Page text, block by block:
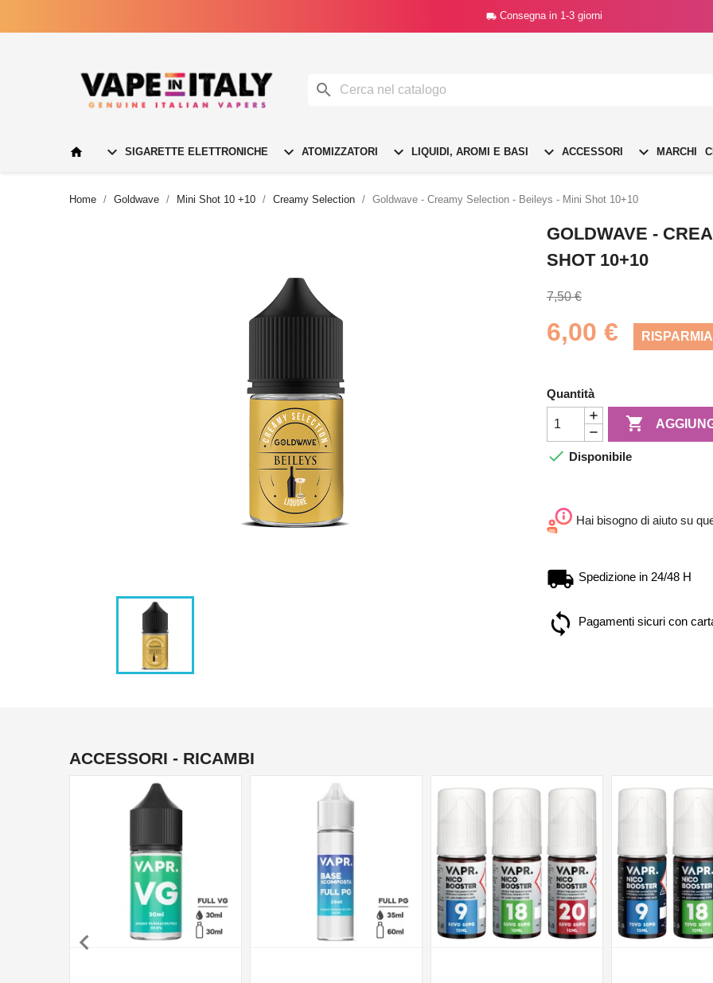
 Consegna in 1-3 giorni

  SIGARETTE ELETTRONICHE  ATOMIZZATORI  LIQUIDI, AROMI E BASI  ACCESSORI  MARCHI
Home Goldwave Mini Shot 10 +10 Creamy Selection Goldwave - Creamy Selection - Beileys - Mini Shot 10+10
GOLDWAVE -
SHOT 10+10
7,50 €
6,00 €
Quantità

 Disponibile
Hai bisogno di aiuto su
Spedizione in 24/48 H
Pagamenti sicuri con
ACCESSORI - RICAMBI
